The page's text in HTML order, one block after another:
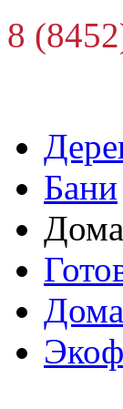
8
Бани
Дома